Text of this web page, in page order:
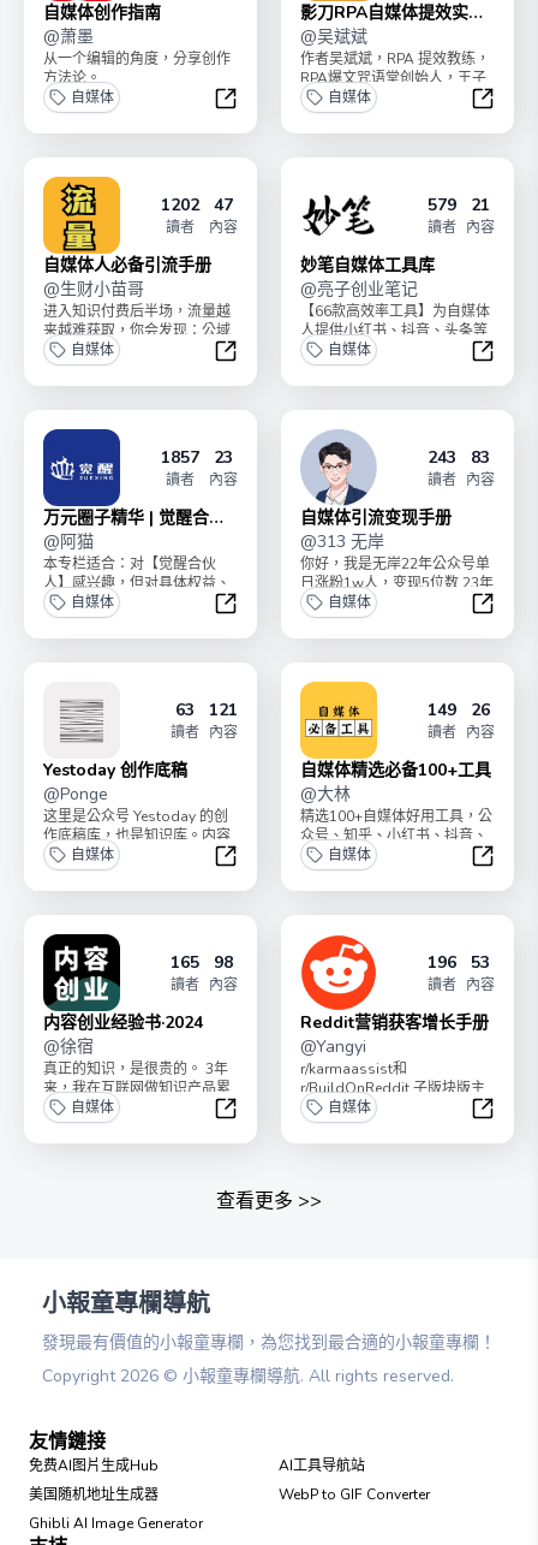
自媒体创作指南
@萧墨
从一个编辑的角度，分享创作
方法论。
自媒体
自媒体创作指南
影刀RPA自媒体提效实战
宝典
@吴斌斌
作者吴斌斌，RPA 提效教练，
RPA爆文咒语堂创始人，王子
合伙人，副业变现六位数，专
注RPA+爆文小...
自媒体
影刀
1202
讀者
47
內容
自媒体人必备引流手册
@生财小苗哥
进入知识付费后半场，流量越
来越难获取，你会发现：公域
难引流、私域难留存 ！如果你
是：互联网副业/创业...
自媒体
自媒体人必备引流手册
579
讀者
21
內容
妙笔自媒体工具库
@亮子创业笔记
【66款高效率工具】为自媒体
人提供小红书、抖音、头条等
平台的高效率辅助软件工具，
累计更新66款以上，...
自媒体
妙笔
1857
讀者
23
內容
万元圈子精华 | 觉醒合伙
人
@阿猫
本专栏适合：对【觉醒合伙
人】感兴趣，但对具体权益、
服务不了解，不确定自己是否
适合，所以犹豫的小伙伴。...
自媒体
万元圈子精华 | 觉醒合伙人
243
讀者
83
內容
自媒体引流变现手册
@313 无岸
你好，我是无岸22年公众号单
日涨粉1w人，变现5位数 23年
涉足知识付费领域，成为知识
星球官方公众...
自媒体
自媒
63
讀者
121
內容
Yestoday 创作底稿
@Ponge
这里是公众号 Yestoday 的创
作底稿库，也是知识库。内容
形式都是卡片笔记（flomo 笔
记），...
自媒体
Yestoday 创作底稿
149
讀者
26
內容
自媒体精选必备100+工具
@大林
精选100+自媒体好用工具，公
众号、知乎、小红书、抖音、
视频号等各个平台。手册采用
「买断制」，永久查...
自媒体
自媒
165
讀者
98
內容
内容创业经验书·2024
@徐宿
真正的知识，是很贵的。 3年
来，我在互联网做知识产品累
计变现200万，只要订阅这个
专栏，你就能学到...
自媒体
内容创业经验书·2024
196
讀者
53
內容
Reddit营销获客增长手册
@Yangyi
r/karmaassist和
r/BuildOnReddit 子版块版主
我将这近一年的Reddit...
自媒体
查看更多 >>
小報童專欄導航
發現最有價值的小報童專欄，為您找到最合適的小報童專欄！
Copyright 2026 © 小報童專欄導航. All rights reserved.
友情鏈接
免费AI图片生成Hub
AI工具导航站
美国随机地址生成器
WebP to GIF Converter
Ghibli AI Image Generator